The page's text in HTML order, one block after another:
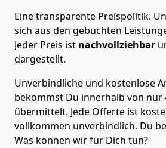
Eine transparente Preispolitik.
sich aus den gebuchten
Jeder Preis ist nachvollziehbar
dargestellt.
Unverbindliche und kostenlose
bekommst Du innerhalb von nur
übermittelt. Jede Offerte ist
vollkommen unverbindlich. Du
Was können wir für Dich tun?